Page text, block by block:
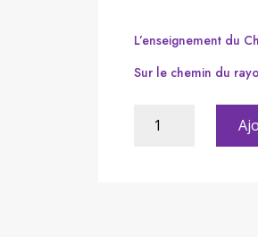
L’enseignement du
Sur le chemin du